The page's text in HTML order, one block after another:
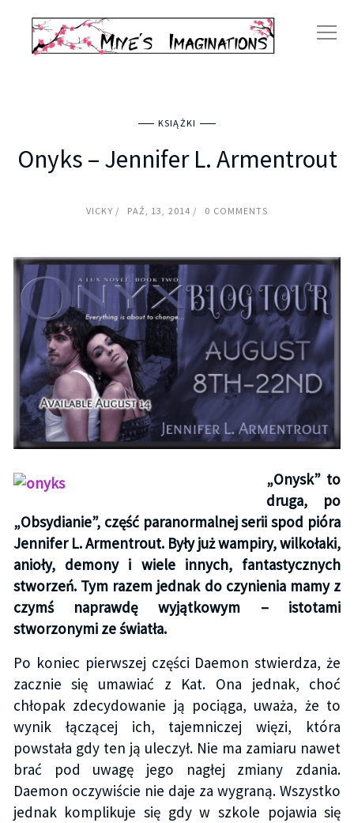
KSIĄŻKI
Onyks – Jennifer L. Armentrout
VICKY PAŹ, 13, 2014 0 COMMENTS
„Onysk” to
druga, po
„Obsydianie”, część paranormalnej serii spod pióra
Jennifer L. Armentrout. Były już wampiry, wilkołaki,
anioły, demony i wiele innych, fantastycznych
stworzeń. Tym razem jednak do czynienia mamy z
czymś naprawdę wyjątkowym – istotami
stworzonymi ze światła.
Po koniec pierwszej części Daemon stwierdza, że
zacznie się umawiać z Kat. Ona jednak, choć
chłopak zdecydowanie ją pociąga, uważa, że to
wynik łączącej ich, tajemniczej więzi, która
powstała gdy ten ją uleczył. Nie ma zamiaru nawet
brać pod uwagę jego nagłej zmiany zdania.
Daemon oczywiście nie daje za wygraną. Wszystko
jednak komplikuje się gdy w szkole pojawia się